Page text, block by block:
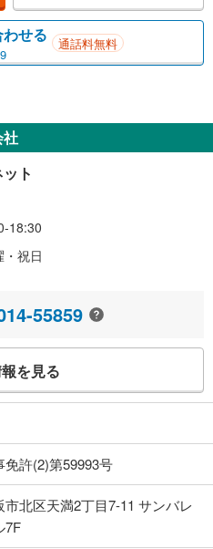
せる 通話料無料
社
ト
18:30
・祝日
55859
を見る
免許(2)第59993号
市北区天満2丁目7-11 サンバレ
7F